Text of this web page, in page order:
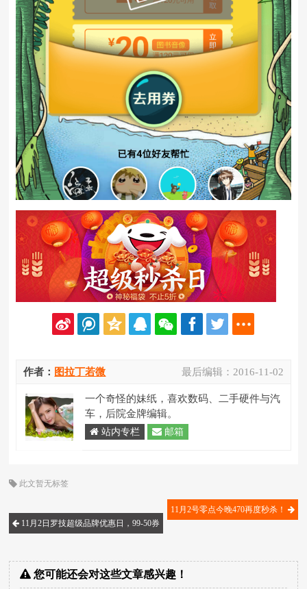
最后编辑： 2016-11-02
作者： 图拉丁若微
一个奇怪的妹纸，喜欢数码、二手硬件与汽
车，后院金牌编辑。
站内专栏 邮箱
此文暂无标签
11月2日罗技超级品牌优惠日，99-50券
11月2号零点今晚470再度秒杀！
您可能还会对这些文章感兴趣！